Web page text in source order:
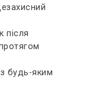
після
будь-яким